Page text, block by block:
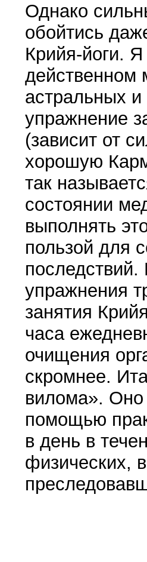
Однако
обойтись
Крийя-йоги.
действенном
астральных
упражнение
(зависит от
хорошую
так
состоянии
выполнять
пользой для
последствий.
упражнения
занятия
часа
очищения
скромнее.
вилома». Оно
помощью
в день в
физических,